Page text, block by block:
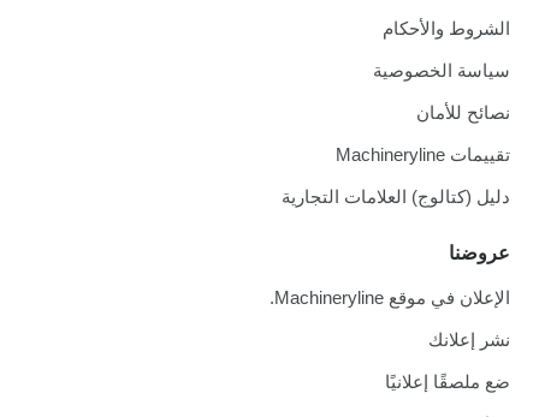
الشروط والأحكام
سياسة الخصوصية
نصائح للأمان
تقييمات Machineryline
دليل (كتالوج) العلامات التجارية
عروضنا
الإعلان في موقع Machineryline.
نشر إعلانك
ضع ملصقًا إعلانيًا